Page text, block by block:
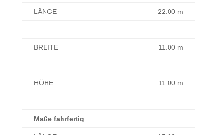
LÄNGE 22.00 m
BREITE 11.00 m
HÖHE 11.00 m
Maße fahrfertig